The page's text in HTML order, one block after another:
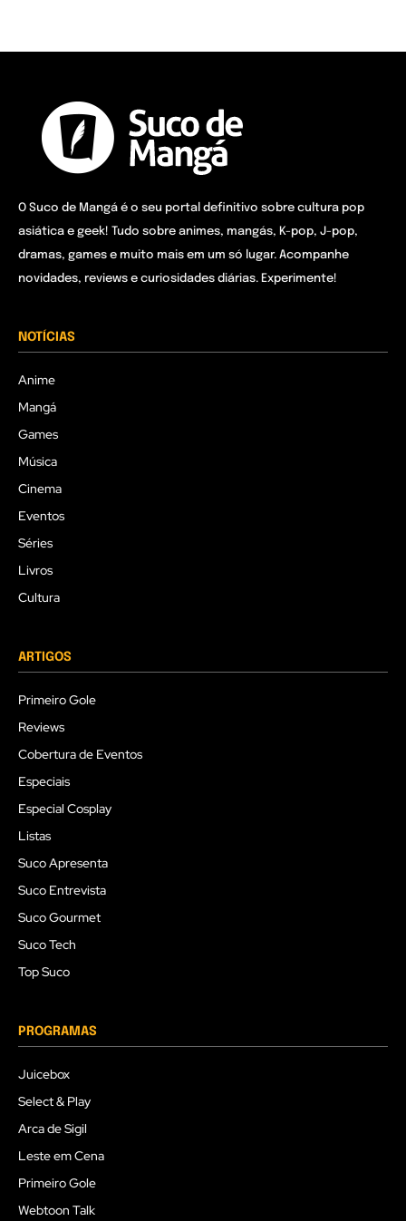
O Suco de Mangá é o seu portal definitivo sobre cultura pop
asiática e geek! Tudo sobre animes, mangás, K-pop, J-pop,
dramas, games e muito mais em um só lugar. Acompanhe
novidades, reviews e curiosidades diárias. Experimente!
NOTÍCIAS
Anime
Mangá
Games
Música
Cinema
Eventos
Séries
Livros
Cultura
ARTIGOS
Primeiro Gole
Reviews
Cobertura de Eventos
Especiais
Especial Cosplay
Listas
Suco Apresenta
Suco Entrevista
Suco Gourmet
Suco Tech
Top Suco
PROGRAMAS
Juicebox
Select & Play
Arca de Sigil
Leste em Cena
Primeiro Gole
Webtoon Talk